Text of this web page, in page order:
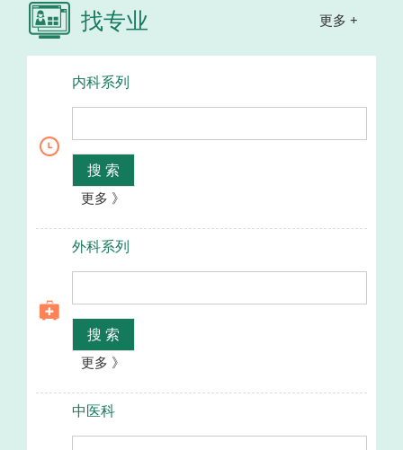
更多 +
找专业
内科系列
搜 索
更多 》
外科系列
搜 索
更多 》
中医科